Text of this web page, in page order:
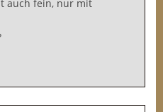
auch fein, nur mit